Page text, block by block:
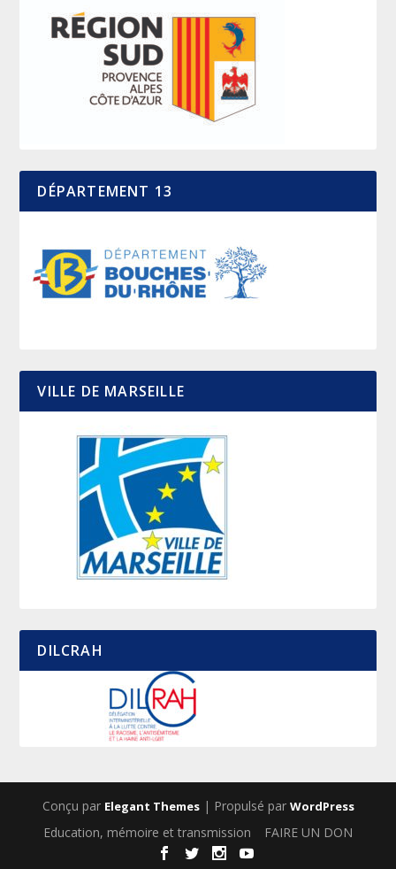
DÉPARTEMENT 13
VILLE DE MARSEILLE
DILCRAH
Conçu par Elegant Themes| Propulsé par WordPress
Education, mémoire et transmission FAIRE UN DON